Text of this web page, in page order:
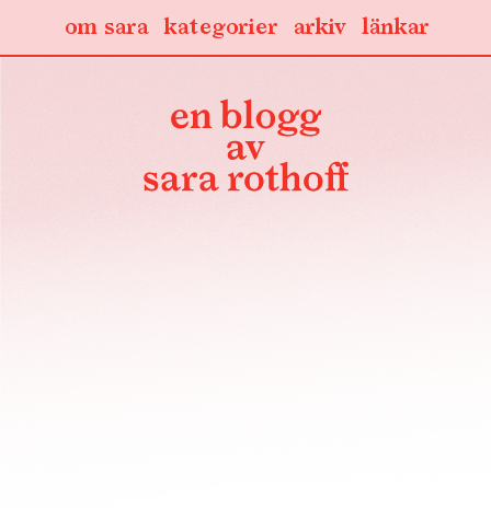
länkar
arkiv
kategorier
om sara